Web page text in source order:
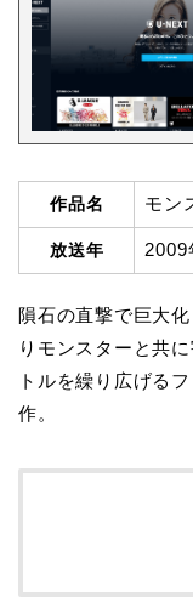
作品名 モン
放送年 2009
隕石の直撃で巨大
りモンスターと共
トルを繰り広げる
作。